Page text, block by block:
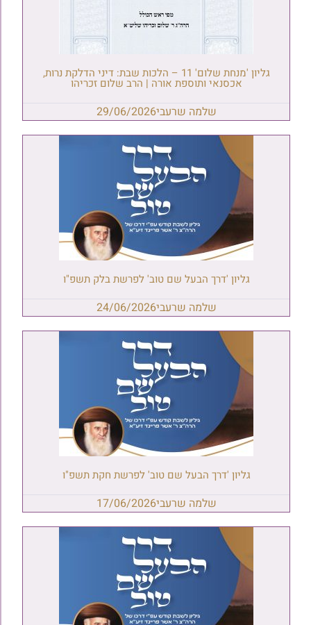
גליון 'מנחת שלום' 11 – הלכות שבת: דיני הדלקת נרות,
אכסנאי ותוספת אורה | הרב שלום זכריהו
שלמה שרעבי29/06/2026
גליון 'דרך הבעל שם טוב' לפרשת בלק תשפ"ו
שלמה שרעבי24/06/2026
גליון 'דרך הבעל שם טוב' לפרשת חקת תשפ"ו
שלמה שרעבי17/06/2026